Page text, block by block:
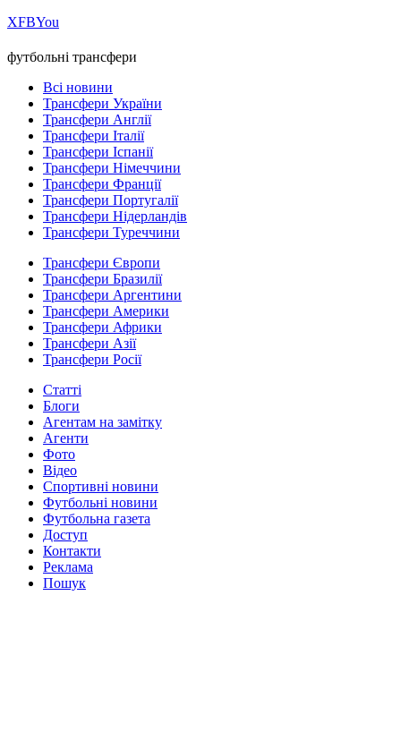
ХFBYou
футбольні трансфери
Всі новини
Трансфери України
Трансфери Англії
Трансфери Італії
Трансфери Іспанії
Трансфери Німеччини
Трансфери Франції
Трансфери Португалії
Трансфери Нідерландів
Трансфери Туреччини
Трансфери Європи
Трансфери Бразилії
Трансфери Аргентини
Трансфери Америки
Трансфери Африки
Трансфери Азії
Трансфери Росії
Статті
Блоги
Агентам на замітку
Агенти
Фото
Відео
Спортивні новини
Футбольні новини
Футбольна газета
Доступ
Контакти
Реклама
Пошук